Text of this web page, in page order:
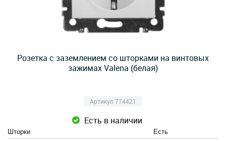
Розетка с заземлением со шторками на винтовых
зажимах Valena (белая)
Артикул 774421
Есть в наличии
Шторки
Есть